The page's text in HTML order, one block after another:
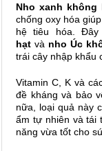
Nho xanh không
chống oxy hóa
hệ tiêu hóa.
hạt và nho Úc
trái cây nhập khẩu
Vitamin C, K và
đề kháng và bảo
nữa, loại quả này
ẩm tự nhiên và tái
năng vừa tốt cho